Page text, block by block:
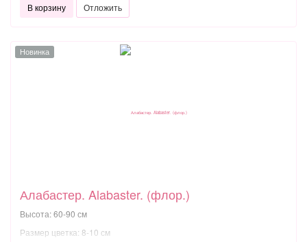
В корзину Отложить
Новинка
Алабастер. Alabaster. (флор.)
Высота: 60-90 см
Размер цветка: 8-10 см